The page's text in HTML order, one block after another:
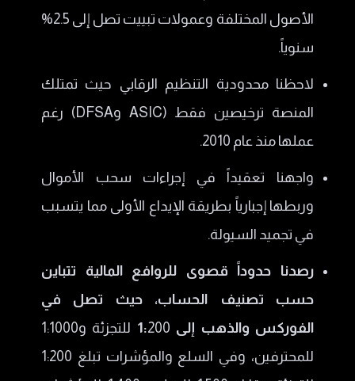
الأصول المختلفة وعمولات تبييت تصل إلى 2.5%
سنوياً.
​لاحظنا محدودية التنظيم الرقابي حيث تمتلك
المنصة ترخيصين فقط (ASIC وDFSA) رغم
عملها منذ عام 2010.
​واجهنا تعقيداً في إجراءات سحب الأموال
وربطها إجبارياً بطريقة الإيداع الأولى مما يتسبب
في تجميد السيولة.
​رصدنا حدوداً قصوى للروافع المالية تتباين
حسب تصنيف الحساب، حيث تصل في
الفوركس والذهب إلى 1:
200 للتجزئة و1:1000
للمحترفين، وفي السلع والمؤشرات تبلغ 1:200